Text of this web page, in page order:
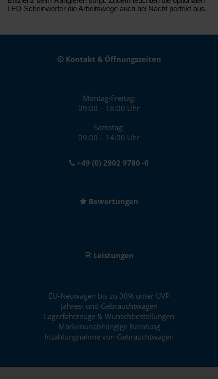
LED-Scheinwerfer die Arbeitswege auch bei Nacht perfekt aus.
Kontakt & Öffnungszeiten
Montag-Freitag:
09:00 – 18:00 Uhr
Samstag:
09:00 – 14:00 Uhr
+49 (0) 2902 9780 -0
Bewertungen
Leistungen
EU-Neuwagen bis zu 30% unter UVP
Jahres- und Gebrauchtwagen
Lagerfahrzeuge & Wunschbestellungen
Markenunabhängige Beratung
Inzahlungnahme von Gebrauchtwagen